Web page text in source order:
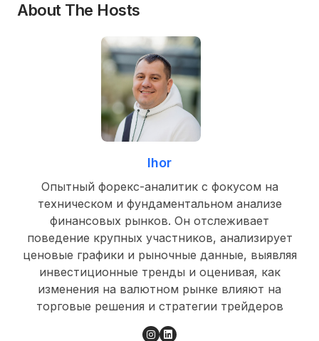
About The Hosts
Ihor
Опытный форекс-аналитик с фокусом на
техническом и фундаментальном анализе
финансовых рынков. Он отслеживает
поведение крупных участников, анализирует
ценовые графики и рыночные данные, выявляя
инвестиционные тренды и оценивая, как
изменения на валютном рынке влияют на
торговые решения и стратегии трейдеров